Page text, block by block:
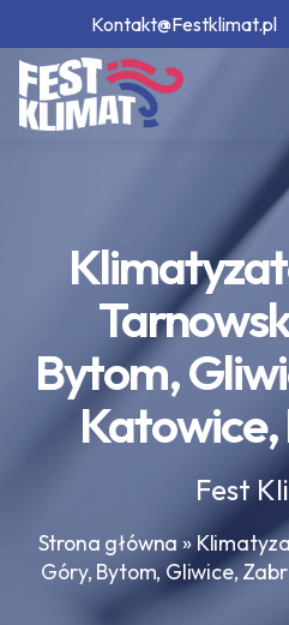
Kontakt@Festklimat.pl
Bytom,
Katowice,
Fest
Strona główna »
Góry, Bytom, Gliwice,